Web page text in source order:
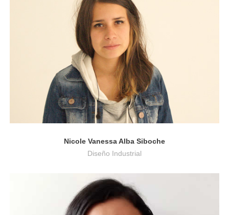
Diseño Industrial
Nicole Vanessa Alba Siboche
Diseño Industrial